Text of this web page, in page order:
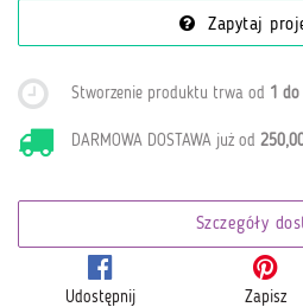
Zapytaj
Stworzenie produktu trwa od 1 do
DARMOWA DOSTAWA już od
Szczegóły
Udostępnij Zapisz